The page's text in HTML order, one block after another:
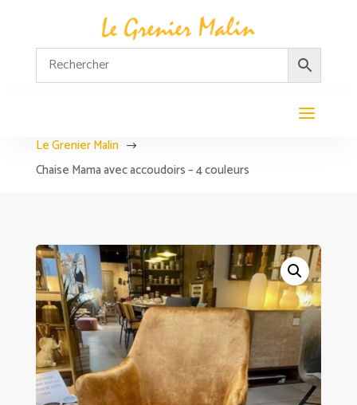
Le Grenier Malin $
Chaise Mama avec accoudoirs – 4 couleurs